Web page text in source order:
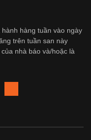
hàng tuần vào ngày
trên tuần san này
nhà báo và/hoặc là